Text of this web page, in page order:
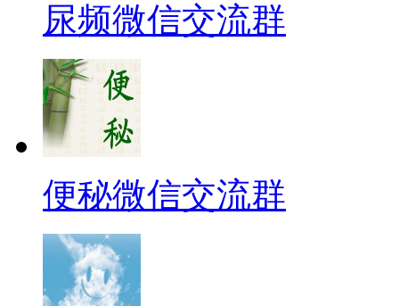
尿频微信交流群
便秘微信交流群